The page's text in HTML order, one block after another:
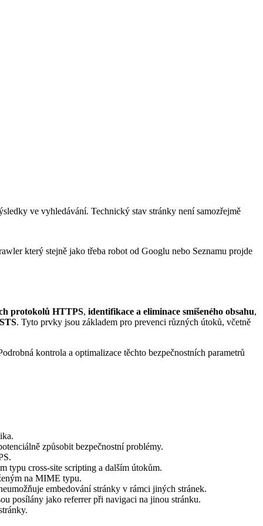
ve vyhledávání. Technický stav stránky není samozřejmě
který stejně jako třeba robot od Googlu nebo Seznamu projde
protokolů HTTPS, identifikace a eliminace smíšeného obsahu,
. Tyto prvky jsou základem pro prevenci různých útoků, včetně
kontrola a optimalizace těchto bezpečnostních parametrů
způsobit bezpečnostní problémy.
typu cross-site scripting a dalším útokům.
na MIME typu.
embedování stránky v rámci jiných stránek.
posílány jako referrer při navigaci na jinou stránku.